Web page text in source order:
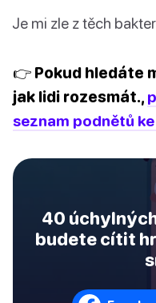
Je mi zle z těch
👉 Pokud hledáte
jak lidi rozesmát.,
seznam podnětů
40
budete cítit